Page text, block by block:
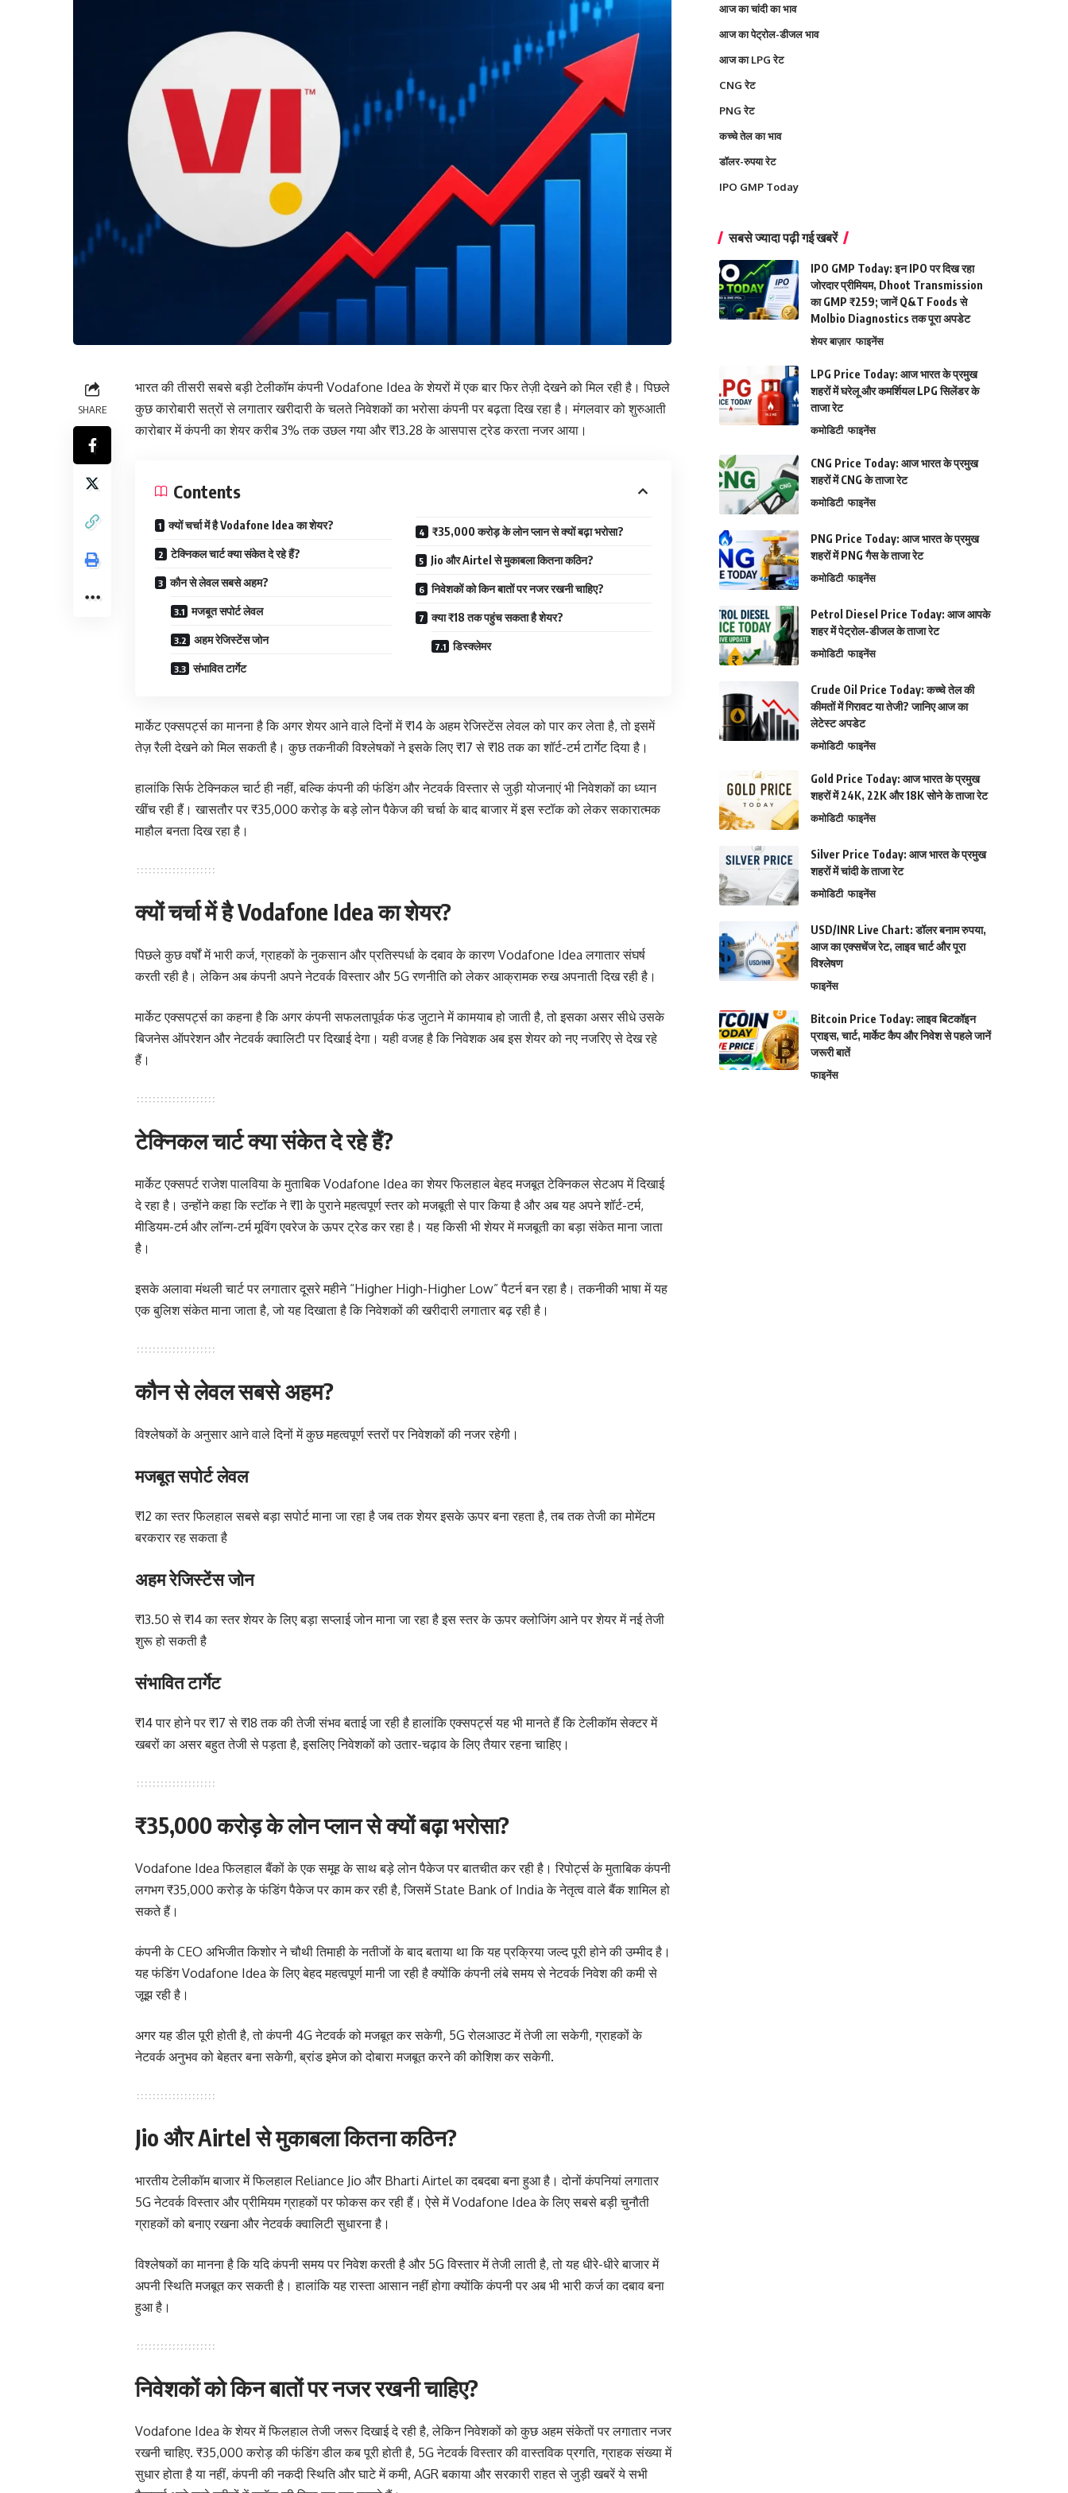
SHARE
भारत की तीसरी सबसे बड़ी टेलीकॉम कंपनी Vodafone Idea के शेयरों में एक बार फिर तेज़ी देखने को मिल रही है। पिछले
कुछ कारोबारी सत्रों से लगातार खरीदारी के चलते निवेशकों का भरोसा कंपनी पर बढ़ता दिख रहा है। मंगलवार को शुरुआती
कारोबार में कंपनी का शेयर करीब 3% तक उछल गया और ₹13.28 के आसपास ट्रेड करता नजर आया।
Contents
क्यों चर्चा में है Vodafone Idea का शेयर?
टेक्निकल चार्ट क्या संकेत दे रहे हैं?
कौन से लेवल सबसे अहम?
मजबूत सपोर्ट लेवल
अहम रेजिस्टेंस जोन
संभावित टार्गेट
₹35,000 करोड़ के लोन प्लान से क्यों बढ़ा भरोसा?
Jio और Airtel से मुकाबला कितना कठिन?
निवेशकों को किन बातों पर नजर रखनी चाहिए?
क्या ₹18 तक पहुंच सकता है शेयर?
डिस्क्लेमर
मार्केट एक्सपर्ट्स का मानना है कि अगर शेयर आने वाले दिनों में ₹14 के अहम रेजिस्टेंस लेवल को पार कर लेता है, तो इसमें
तेज़ रैली देखने को मिल सकती है। कुछ तकनीकी विश्लेषकों ने इसके लिए ₹17 से ₹18 तक का शॉर्ट-टर्म टार्गेट दिया है।
हालांकि सिर्फ टेक्निकल चार्ट ही नहीं, बल्कि कंपनी की फंडिंग और नेटवर्क विस्तार से जुड़ी योजनाएं भी निवेशकों का ध्यान
खींच रही हैं। खासतौर पर ₹35,000 करोड़ के बड़े लोन पैकेज की चर्चा के बाद बाजार में इस स्टॉक को लेकर सकारात्मक
माहौल बनता दिख रहा है।
क्यों चर्चा में है Vodafone Idea का शेयर?
पिछले कुछ वर्षों में भारी कर्ज, ग्राहकों के नुकसान और प्रतिस्पर्धा के दबाव के कारण Vodafone Idea लगातार संघर्ष
करती रही है। लेकिन अब कंपनी अपने नेटवर्क विस्तार और 5G रणनीति को लेकर आक्रामक रुख अपनाती दिख रही है।
मार्केट एक्सपर्ट्स का कहना है कि अगर कंपनी सफलतापूर्वक फंड जुटाने में कामयाब हो जाती है, तो इसका असर सीधे उसके
बिजनेस ऑपरेशन और नेटवर्क क्वालिटी पर दिखाई देगा। यही वजह है कि निवेशक अब इस शेयर को नए नजरिए से देख रहे
हैं।
टेक्निकल चार्ट क्या संकेत दे रहे हैं?
मार्केट एक्सपर्ट राजेश पालविया के मुताबिक Vodafone Idea का शेयर फिलहाल बेहद मजबूत टेक्निकल सेटअप में दिखाई
दे रहा है। उन्होंने कहा कि स्टॉक ने ₹11 के पुराने महत्वपूर्ण स्तर को मजबूती से पार किया है और अब यह अपने शॉर्ट-टर्म,
मीडियम-टर्म और लॉन्ग-टर्म मूविंग एवरेज के ऊपर ट्रेड कर रहा है। यह किसी भी शेयर में मजबूती का बड़ा संकेत माना जाता
है।
इसके अलावा मंथली चार्ट पर लगातार दूसरे महीने “Higher High-Higher Low” पैटर्न बन रहा है। तकनीकी भाषा में यह
एक बुलिश संकेत माना जाता है, जो यह दिखाता है कि निवेशकों की खरीदारी लगातार बढ़ रही है।
कौन से लेवल सबसे अहम?
विश्लेषकों के अनुसार आने वाले दिनों में कुछ महत्वपूर्ण स्तरों पर निवेशकों की नजर रहेगी।
मजबूत सपोर्ट लेवल
₹12 का स्तर फिलहाल सबसे बड़ा सपोर्ट माना जा रहा है जब तक शेयर इसके ऊपर बना रहता है, तब तक तेजी का मोमेंटम
बरकरार रह सकता है
अहम रेजिस्टेंस जोन
₹13.50 से ₹14 का स्तर शेयर के लिए बड़ा सप्लाई जोन माना जा रहा है इस स्तर के ऊपर क्लोजिंग आने पर शेयर में नई तेजी
शुरू हो सकती है
संभावित टार्गेट
₹14 पार होने पर ₹17 से ₹18 तक की तेजी संभव बताई जा रही है हालांकि एक्सपर्ट्स यह भी मानते हैं कि टेलीकॉम सेक्टर में
खबरों का असर बहुत तेजी से पड़ता है, इसलिए निवेशकों को उतार-चढ़ाव के लिए तैयार रहना चाहिए।
₹35,000 करोड़ के लोन प्लान से क्यों बढ़ा भरोसा?
Vodafone Idea फिलहाल बैंकों के एक समूह के साथ बड़े लोन पैकेज पर बातचीत कर रही है। रिपोर्ट्स के मुताबिक कंपनी
लगभग ₹35,000 करोड़ के फंडिंग पैकेज पर काम कर रही है, जिसमें State Bank of India के नेतृत्व वाले बैंक शामिल हो
सकते हैं।
कंपनी के CEO अभिजीत किशोर ने चौथी तिमाही के नतीजों के बाद बताया था कि यह प्रक्रिया जल्द पूरी होने की उम्मीद है।
यह फंडिंग Vodafone Idea के लिए बेहद महत्वपूर्ण मानी जा रही है क्योंकि कंपनी लंबे समय से नेटवर्क निवेश की कमी से
जूझ रही है।
अगर यह डील पूरी होती है, तो कंपनी 4G नेटवर्क को मजबूत कर सकेगी, 5G रोलआउट में तेजी ला सकेगी, ग्राहकों के
नेटवर्क अनुभव को बेहतर बना सकेगी, ब्रांड इमेज को दोबारा मजबूत करने की कोशिश कर सकेगी.
Jio और Airtel से मुकाबला कितना कठिन?
भारतीय टेलीकॉम बाजार में फिलहाल Reliance Jio और Bharti Airtel का दबदबा बना हुआ है। दोनों कंपनियां लगातार
5G नेटवर्क विस्तार और प्रीमियम ग्राहकों पर फोकस कर रही हैं। ऐसे में Vodafone Idea के लिए सबसे बड़ी चुनौती
ग्राहकों को बनाए रखना और नेटवर्क क्वालिटी सुधारना है।
विश्लेषकों का मानना है कि यदि कंपनी समय पर निवेश करती है और 5G विस्तार में तेजी लाती है, तो यह धीरे-धीरे बाजार में
अपनी स्थिति मजबूत कर सकती है। हालांकि यह रास्ता आसान नहीं होगा क्योंकि कंपनी पर अब भी भारी कर्ज का दबाव बना
हुआ है।
निवेशकों को किन बातों पर नजर रखनी चाहिए?
Vodafone Idea के शेयर में फिलहाल तेजी जरूर दिखाई दे रही है, लेकिन निवेशकों को कुछ अहम संकेतों पर लगातार नजर
रखनी चाहिए. ₹35,000 करोड़ की फंडिंग डील कब पूरी होती है, 5G नेटवर्क विस्तार की वास्तविक प्रगति, ग्राहक संख्या में
सुधार होता है या नहीं, कंपनी की नकदी स्थिति और घाटे में कमी, AGR बकाया और सरकारी राहत से जुड़ी खबरें ये सभी
आज का चांदी का भाव
आज का पेट्रोल-डीजल भाव
आज का LPG रेट
CNG रेट
PNG रेट
कच्चे तेल का भाव
डॉलर-रुपया रेट
IPO GMP Today
सबसे ज्यादा पढ़ी गई खबरें
IPO GMP Today: इन IPO पर दिख रहा
जोरदार प्रीमियम, Dhoot Transmission
का GMP ₹259; जानें Q&T Foods से
Molbio Diagnostics तक पूरा अपडेट
शेयर बाज़ार फाइनेंस
LPG Price Today: आज भारत के प्रमुख
शहरों में घरेलू और कमर्शियल LPG सिलेंडर के
ताजा रेट
कमोडिटी फाइनेंस
CNG Price Today: आज भारत के प्रमुख
शहरों में CNG के ताजा रेट
कमोडिटी फाइनेंस
PNG Price Today: आज भारत के प्रमुख
शहरों में PNG गैस के ताजा रेट
कमोडिटी फाइनेंस
Petrol Diesel Price Today: आज आपके
शहर में पेट्रोल-डीजल के ताजा रेट
कमोडिटी फाइनेंस
Crude Oil Price Today: कच्चे तेल की
कीमतों में गिरावट या तेजी? जानिए आज का
लेटेस्ट अपडेट
कमोडिटी फाइनेंस
Gold Price Today: आज भारत के प्रमुख
शहरों में 24K, 22K और 18K सोने के ताजा रेट
कमोडिटी फाइनेंस
Silver Price Today: आज भारत के प्रमुख
शहरों में चांदी के ताजा रेट
कमोडिटी फाइनेंस
USD/INR Live Chart: डॉलर बनाम रुपया,
आज का एक्सचेंज रेट, लाइव चार्ट और पूरा
विश्लेषण
फाइनेंस
Bitcoin Price Today: लाइव बिटकॉइन
प्राइस, चार्ट, मार्केट कैप और निवेश से पहले जानें
जरूरी बातें
फाइनेंस